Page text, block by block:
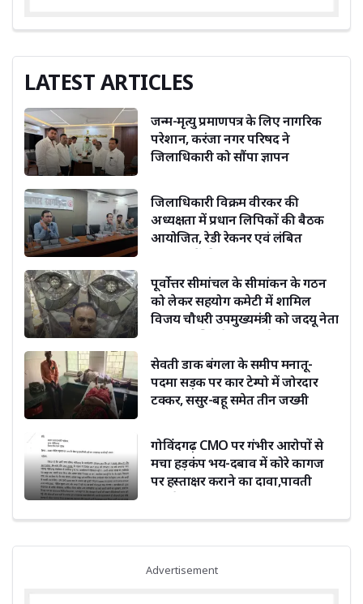
LATEST ARTICLES
जन्म-मृत्यु प्रमाणपत्र के लिए नागरिक
परेशान, करंजा नगर परिषद ने
जिलाधिकारी को सौंपा ज्ञापन
जिलाधिकारी विक्रम वीरकर की
अध्यक्षता में प्रधान लिपिकों की बैठक
आयोजित, रेडी रेकनर एवं लंबित
पूर्वोत्तर सीमांचल के सीमांकन के गठन
को लेकर सहयोग कमेटी में शामिल
विजय चौधरी उपमुख्यमंत्री को जदयू नेता
सेवती डाक बंगला के समीप मनातू-
पदमा सड़क पर कार टेम्पो में जोरदार
टक्कर, ससुर-बहू समेत तीन जख्मी
गोविंदगढ़ CMO पर गंभीर आरोपों से
मचा हड़कंप भय-दबाव में कोरे कागज
पर हस्ताक्षर कराने का दावा,पावती
Advertisement